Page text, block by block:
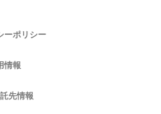
ーポリシー
情報
先情報